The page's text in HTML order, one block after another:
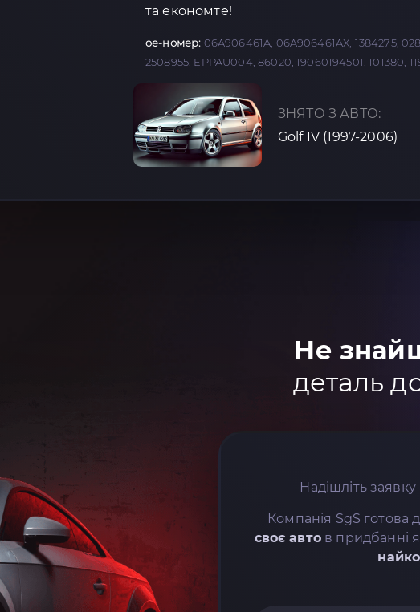
та економте!
oe-номер: 06A906461A, 06A906461AX, 1384275,
2508955, EPPAU004, 86020, 19060194501, 101380,
ЗНЯТО З АВТО:
Golf IV (1997-2006)
Не
деталь
Надішліть заявку
Компанія SgS
своє автов придбанні